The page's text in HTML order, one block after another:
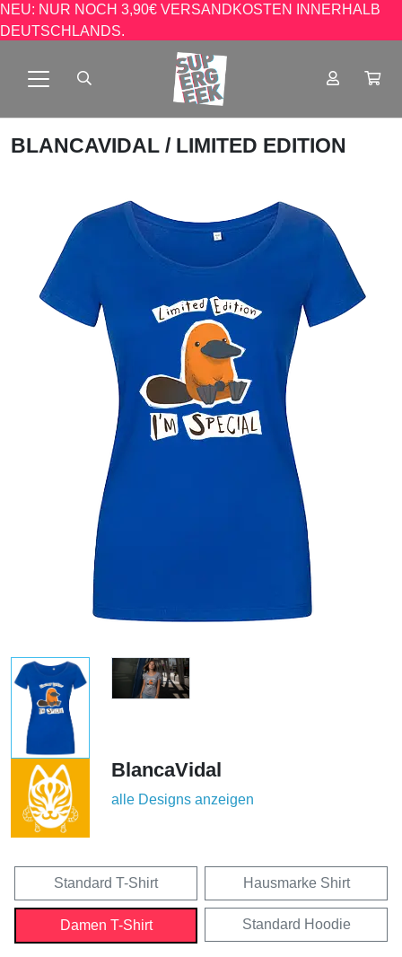
NEU: NUR NOCH 3,90€ VERSANDKOSTEN INNERHALB
DEUTSCHLANDS.
BLANCAVIDAL / LIMITED EDITION
BlancaVidal
alle Designs anzeigen
Standard T-Shirt Hausmarke Shirt
Damen T-Shirt Standard Hoodie